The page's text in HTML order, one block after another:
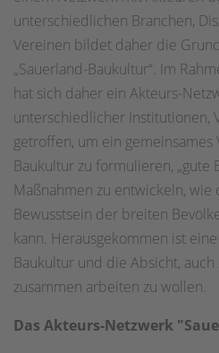
unterschiedlichen Branchen,
Vereinen bildet daher die
„Sauerland-Baukultur“. Im
hat sich daher ein Akteurs-
unterschiedlicher Institutionen,
getroffen, um ein
Baukultur zu formulieren, „gute
Maßnahmen zu entwickeln, wie
Bewusstsein der breiten
kann. Herausgekommen ist
Baukultur und die Absicht,
zusammen arbeiten zu wollen.
Das Akteurs-Netzwerk